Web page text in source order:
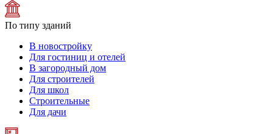
По типу зданий
В новостройку
Для гостиниц и отелей
В загородный дом
Для строителей
Для школ
Строительные
Для дачи